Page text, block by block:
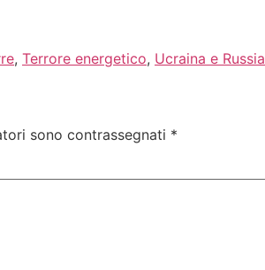
, Terrore energetico, Ucraina e Russia
sono contrassegnati *